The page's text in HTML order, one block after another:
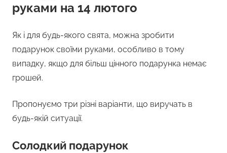
руками на 14 лютого
Як і для будь-якого свята, можна зробити
подарунок своїми руками, особливо в тому
випадку, якщо для більш цінного подарунка немає
грошей.
Пропонуємо три різні варіанти, що виручать в
будь-якій ситуації.
Солодкий подарунок